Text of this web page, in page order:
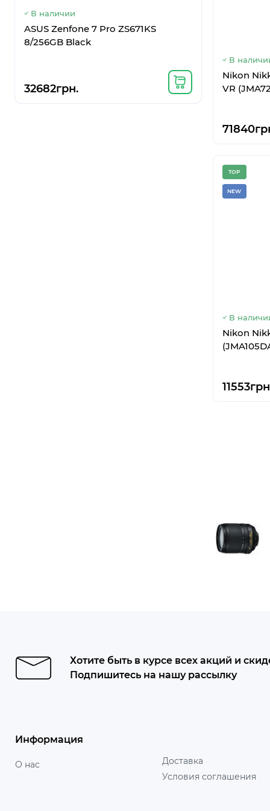
В наличии
ASUS Zenfone 7 Pro ZS671KS
8/256GB Black
32682грн.
В
Nikon
VR
TOP
NEW
В
Nikon
Хотите быть в курсе всех акций и
Подпишитесь на нашу рассылку
Информация
О нас
Доставка
Условия соглашения